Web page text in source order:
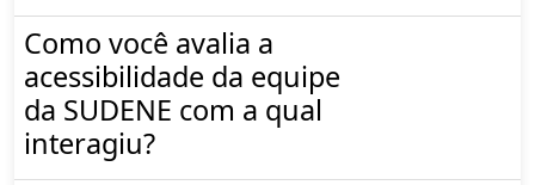
Como você avalia a
acessibilidade da equipe
da SUDENE com a qual
interagiu?